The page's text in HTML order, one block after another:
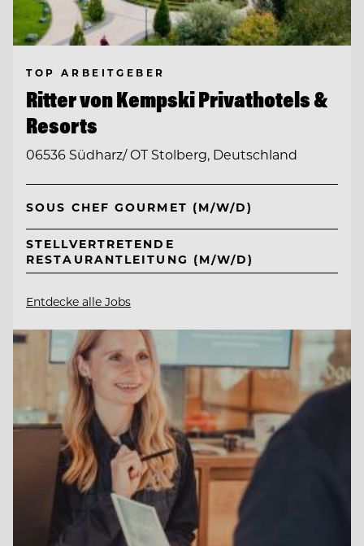
TOP ARBEITGEBER
Ritter von Kempski Privathotels &
Resorts
06536 Südharz/ OT Stolberg, Deutschland
SOUS CHEF GOURMET (M/W/D)
STELLVERTRETENDE
RESTAURANTLEITUNG (M/W/D)
Entdecke alle Jobs